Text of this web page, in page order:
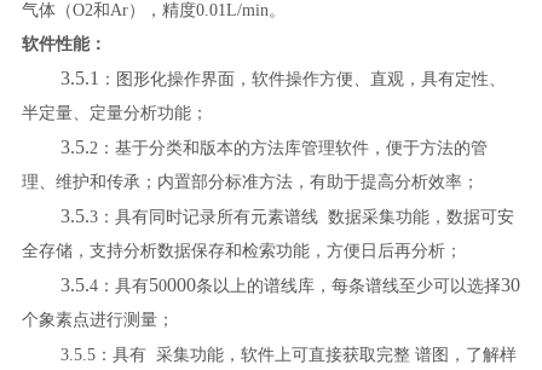
气体（O2和Ar），精度0.01L/min 。
软件性能：
3.5.1 ： 图形化操作界面，软件操作方便、直观，具有定性、
半定量、定量分析功能；
3.5.2 ： 基于分类和版本的方法库管理软件， 便于方法的管
理、维护和传承；内置部分标准方法，有助于提高分析效率；
3.5.3： 具有同时记录所有元素谱线 数据采集功能，数据可安
全存储，支持分析数据保存和检索功能， 方便日后再分析；
3.5.4：具有50000条以上的谱线库，每条谱线至少可以选择30
个象素点进行测量；
3.5.5：具有 采集功能，软件上可直接获取完整 谱图，了解样